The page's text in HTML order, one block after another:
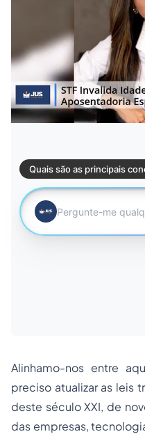
Alinhamo-nos entre
preciso atualizar as leis
deste século XXI, de
das empresas,